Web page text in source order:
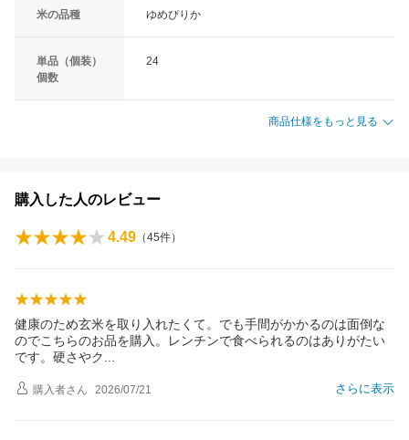
米の品種 ゆめぴりか
単品（個装）
個数
24
商品仕様をもっと見る
購入した人のレビュー
4.49 （45件）
健康のため玄米を取り入れたくて。でも手間がかかるのは面倒な
のでこちらのお品を購入。レンチンで食べられるのはありがたい
です。硬さやク
さらに表示
購入者さん 2026/07/21